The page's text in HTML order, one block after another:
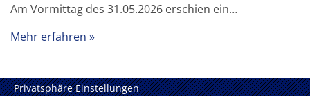
Am Vormittag des 31.05.2026 erschien ein…
Mehr erfahren
Privatsphäre Einstellungen